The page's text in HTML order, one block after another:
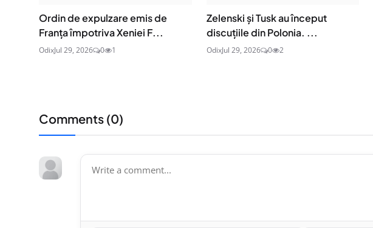
Ordin de expulzare emis de
Franța împotriva Xeniei F...
OdixJul 29, 2026 0 1
Zelenski și Tusk au început
discuțiile din Polonia. ...
OdixJul 29, 2026 0 2
Comments (0)